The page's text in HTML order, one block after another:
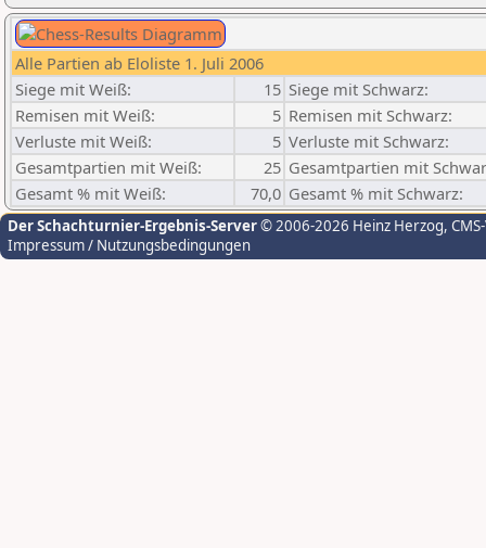
Alle Partien ab Eloliste 1. Juli 2006
Siege mit Weiß:
15 Siege mit Schwarz:
Remisen mit Weiß:
5 Remisen mit Schwarz:
Verluste mit Weiß:
5 Verluste mit Schwarz:
Gesamtpartien mit Weiß:
25 Gesamtpartien mit
Gesamt % mit Weiß:
70,0 Gesamt % mit Schwarz:
Der Schachturnier-Ergebnis-Server© 2006-2026 Heinz Herzog,
Impressum / Nutzungsbedingungen